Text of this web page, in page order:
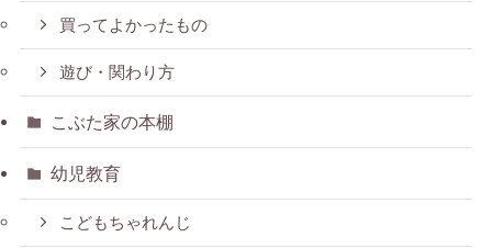
買ってよかったもの
遊び・関わり方
こぶた家の本棚
幼児教育
こどもちゃれんじ